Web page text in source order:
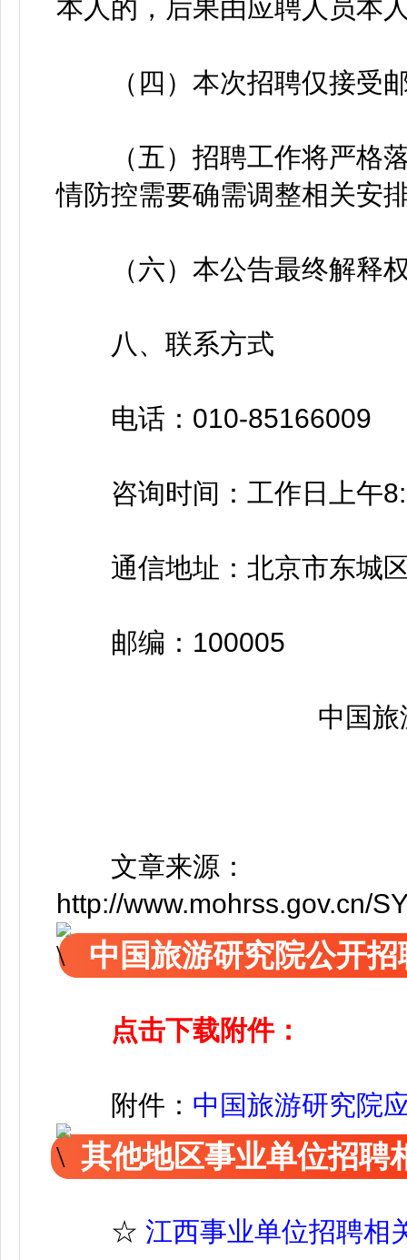
本人的，后果由应聘人员本
（四）本次招聘仅接受邮
（五）招聘工作将严格落
情防控需要确需调整相关安
（六）本公告最终解释权
八、联系方式
电话：010-85166009
咨询时间：工作日上午
通信地址：北京市东城区
邮编：100005
中国旅游
文章来源：
http://www.mohrss.gov.cn/
中国旅游研究院公开
点击下载附件：
附件： 中国旅游研究院
其他地区事业单位招聘
☆ 江西事业单位招聘相